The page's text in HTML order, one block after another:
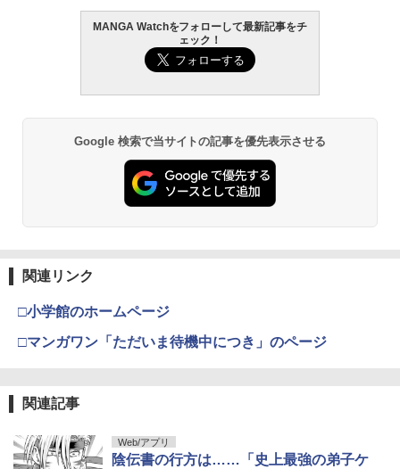
MANGA Watchをフォローして最新記事をチ
ェック！
Google 検索で当サイトの記事を優先表示させる
関連リンク
□小学館のホームページ
□マンガワン「ただいま待機中につき」のページ
関連記事
Web/アプリ
陰伝書の行方は……「史上最強の弟子ケ